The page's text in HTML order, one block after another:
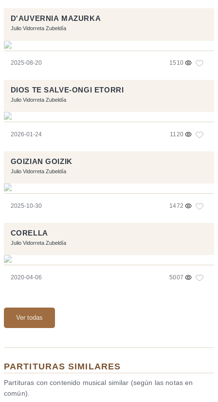
D'AUVERNIA MAZURKA
Julio Vidorreta Zubeldía
2025-08-20 1510
DIOS TE SALVE-ONGI ETORRI
Julio Vidorreta Zubeldía
2026-01-24 1120
GOIZIAN GOIZIK
Julio Vidorreta Zubeldía
2025-10-30 1472
CORELLA
Julio Vidorreta Zubeldía
2020-04-06 5007
Ver todas
PARTITURAS SIMILARES
Partituras con contenido musical similar (según las notas en
común).